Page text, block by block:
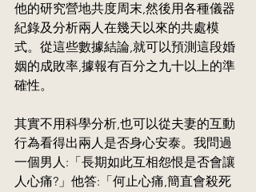
他的研究營地共度周末,然後用各種儀器
紀錄及分析兩人在幾天以來的共處模
式。從這些數據結論,就可以預測這段婚
姻的成敗率,據報有百分之九十以上的準
確性。
其實不用科學分析,也可以從夫妻的互動
行為看得出兩人是否身心安泰。我問過
一個男人:「長期如此互相怨恨是否會讓
人心痛?」他答:「何止心痛,簡直會殺死